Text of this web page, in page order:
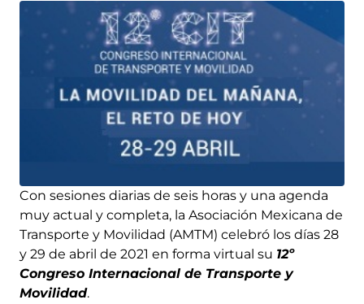
Con sesiones diarias de seis horas y una agenda
muy actual y completa, la Asociación Mexicana de
Transporte y Movilidad (AMTM) celebró los días 28
y 29 de abril de 2021 en forma virtual su 12º
Congreso Internacional de Transporte y
Movilidad.